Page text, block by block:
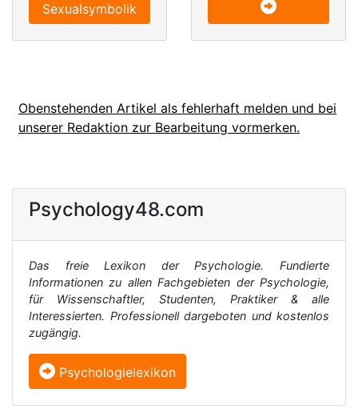
Sexualsymbolik
Obenstehenden Artikel als fehlerhaft melden und bei
unserer Redaktion zur Bearbeitung vormerken.
Psychology48.com
Das freie Lexikon der Psychologie. Fundierte
Informationen zu allen Fachgebieten der Psychologie,
für Wissenschaftler, Studenten, Praktiker & alle
Interessierten. Professionell dargeboten und kostenlos
zugängig.
Psychologielexikon